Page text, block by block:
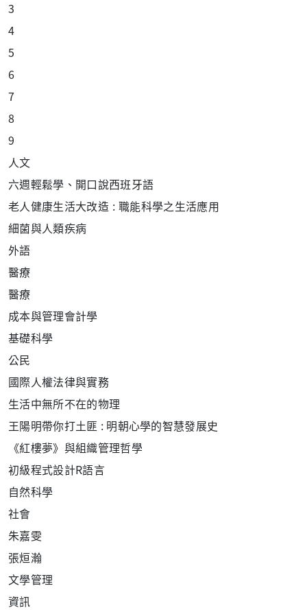
3
4
5
6
7
8
9
人文
六週輕鬆學、開口說西班牙語
老人健康生活大改造 : 職能科學之生活應用
細菌與人類疾病
外語
醫療
醫療
成本與管理會計學
基礎科學
公民
國際人權法律與實務
生活中無所不在的物理
王陽明帶你打土匪 : 明朝心學的智慧發展史
《紅樓夢》與組織管理哲學
初級程式設計R語言
自然科學
社會
朱嘉雯
張烜瀚
文學管理
資訊